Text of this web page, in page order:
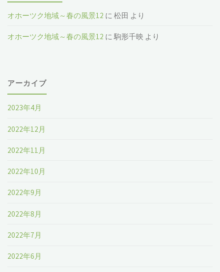
オホーツク地域～春の風景12 に松田 より
オホーツク地域～春の風景12 に駒形千映 より
アーカイブ
2023年4月
2022年12月
2022年11月
2022年10月
2022年9月
2022年8月
2022年7月
2022年6月